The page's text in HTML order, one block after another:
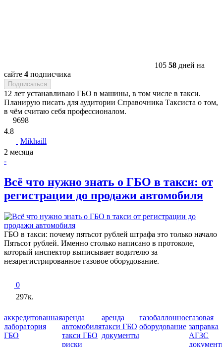
105 58 дней на
сайте 4 подписчика
Подписаться
12 лет устанавливаю ГБО в машины, в том числе в такси.
Планирую писать для аудитории Справочника Таксиста о том,
в чём считаю себя профессионалом.
9698
4.8
Mikhaill
2 месяца
-
Всё что нужно знать о ГБО в такси: от
регистрации до продажи автомобиля
ГБО в такси: почему пятьсот рублей штрафа это только начало
Пятьсот рублей. Именно столько написано в протоколе,
который инспектор выписывает водителю за
незарегистрированное газовое оборудование.
0
297к.
аккредитованная
лаборатория
ГБО
аренда
автомобиля
такси ГБО
риски
аренда
такси ГБО
документы
газобаллонное
оборудование
газовая
заправка
АГЗС